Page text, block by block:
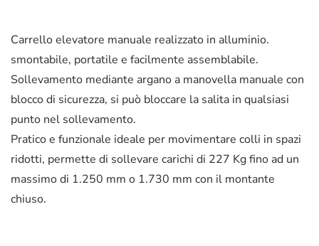
Carrello elevatore manuale realizzato in alluminio.
smontabile, portatile e facilmente assemblabile.
Sollevamento mediante argano a manovella manuale con
blocco di sicurezza, si può bloccare la salita in qualsiasi
punto nel sollevamento.
Pratico e funzionale ideale per movimentare colli in spazi
ridotti, permette di sollevare carichi di 227 Kg fino ad un
massimo di 1.250 mm o 1.730 mm con il montante
chiuso.